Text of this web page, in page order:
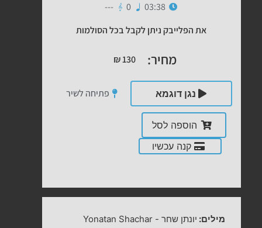
03:38
0
---
את הפלייבק ניתן לקבל בכל הסולמות
מחיר: ₪130
נגן דוגמא פתיחה לשיר
הוספה לסל
קנה עכשיו
מילים: יונתן שחר -
Yonatan Shachar